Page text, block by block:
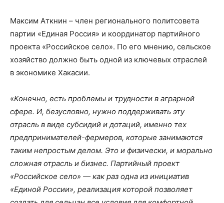
Максим Аткнин – член регионального политсовета
партии «Единая Россия» и координатор партийного
проекта «Российское село». По его мнению, сельское
хозяйство должно быть одной из ключевых отраслей
в экономике Хакасии.
«Конечно, есть проблемы и трудности в аграрной
сфере. И, безусловно, нужно поддерживать эту
отрасль в виде субсидий и дотаций, именно тех
предпринимателей-фермеров, которые занимаются
таким непростым делом. Это и физически, и морально
сложная отрасль и бизнес. Партийный проект
«Российское село» — как раз одна из инициатив
«Единой России», реализация которой позволяет